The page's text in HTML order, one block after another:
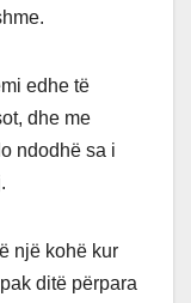
edhe të
dhe me
ndodhë sa i
një kohë kur
ditë përpara